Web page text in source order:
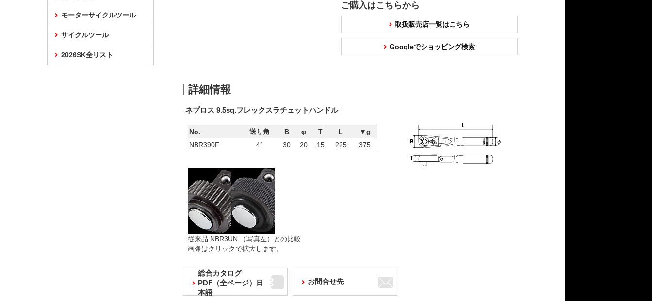
ご購入はこちらから
取扱販売店一覧はこちら
Googleでショッピング検索
詳細情報
ネプロス 9.5sq.フレックスラチェットハンドル
No. 送り角 B φ T L
▼g
NBR390F
4° 30 20 15 225 375
従来品 NBR3UN （写真左）との比較
画像はクリックで拡大します。
総合カタログ
PDF（全ページ）日
本語
お問合せ先
モーターサイクルツール
サイクルツール
2026SK全リスト